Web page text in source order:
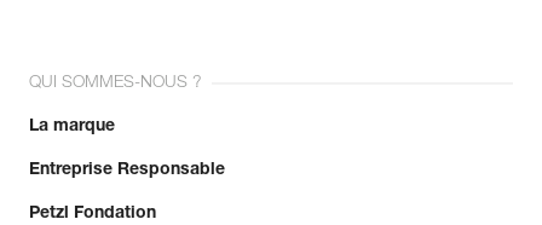
QUI SOMMES-NOUS ?
La marque
Entreprise Responsable
Petzl Fondation